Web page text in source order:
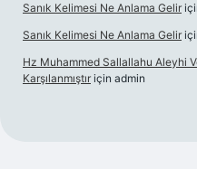
Sanık Kelimesi Ne Anlama Gelir
Sanık Kelimesi Ne Anlama Gelir
Hz Muhammed Sallallahu Aleyhi
Karşılanmıştır için admin